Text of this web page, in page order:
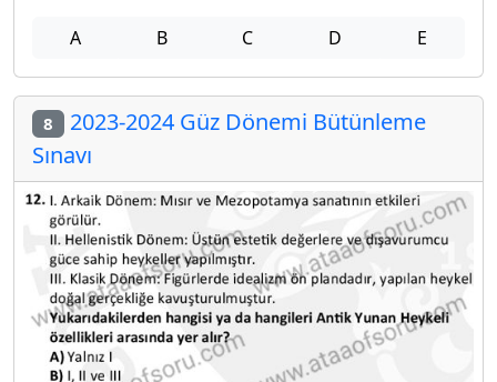
A B C D E
8 2023-2024 Güz Dönemi Bütünleme
Sınavı